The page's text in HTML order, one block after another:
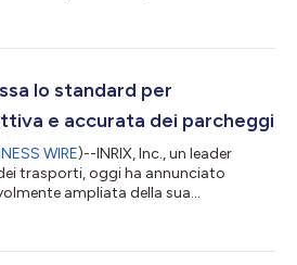
mobilizzando milioni di persone.
sono l'edizione più geogra...
lo standard per
e accurata dei parcheggi
WIRE)--INRIX, Inc., un leader
trasporti, oggi ha annunciato
ampliata della sua
e di livello decisionale del settore per i